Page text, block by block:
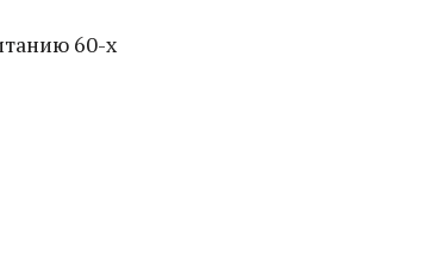
60-х